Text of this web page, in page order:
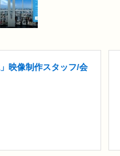
映像制作スタッフ/会